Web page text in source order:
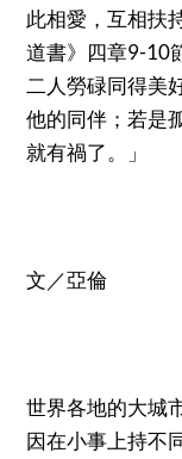
此相愛，互相扶
道書》四章9-10
二人勞碌同得美
他的同伴；若是
就有禍了。」
文／亞倫
世界各地的大城
因在小事上持不